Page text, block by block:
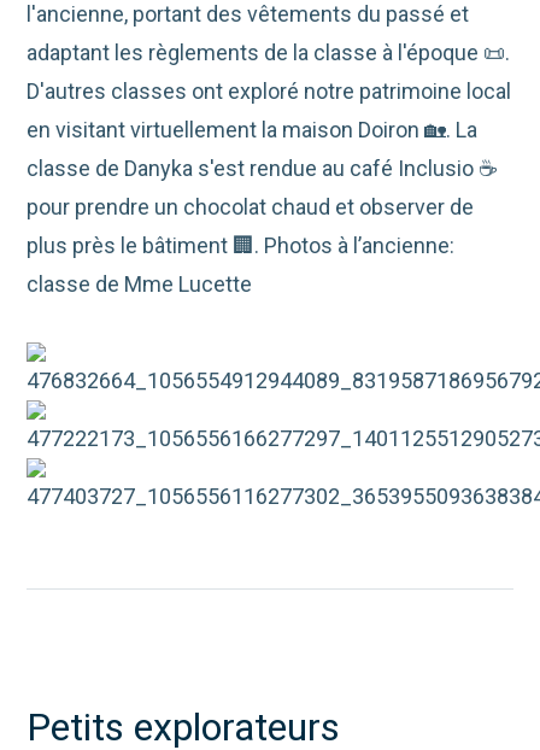
l'ancienne, portant des vêtements du passé et
adaptant les règlements de la classe à l'époque 📜.
D'autres classes ont exploré notre patrimoine local
en visitant virtuellement la maison Doiron 🏡. La
classe de Danyka s'est rendue au café Inclusio ☕
pour prendre un chocolat chaud et observer de
plus près le bâtiment 🏢. Photos à l’ancienne:
classe de Mme Lucette
Petits explorateurs